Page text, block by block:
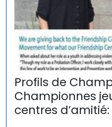
Profils de
Championnes
centres